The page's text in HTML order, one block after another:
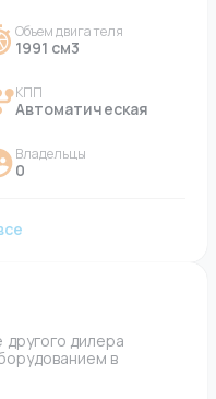
Объем двигателя
1991 см3
КПП
Автоматическая
Владельцы
0
дилера
в